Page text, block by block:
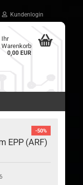
Kundenlogin
Ihr
Warenkorb
0,00 EUR
-50%
EPP (ARF)